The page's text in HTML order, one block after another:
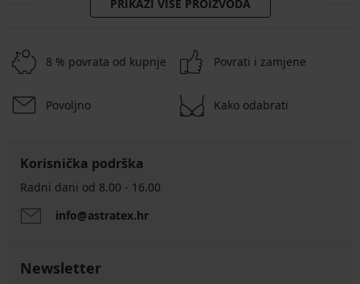
PRIKAŽI VIŠE PROIZVODA
8 % povrata od kupnje Povrati i zamjene
Povoljno Kako odabrati
Korisnička podrška
Radni dani od 8.00 - 16.00
info@astratex.hr
Newsletter